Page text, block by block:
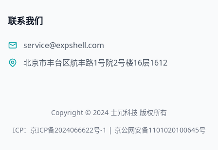
联系我们
service@expshell.com
北京市丰台区航丰路1号院2号楼16层1612
Copyright © 2024 士冗科技 版权所有
ICP：京ICP备2024066622号-1 | 京公网安备1101020100645号